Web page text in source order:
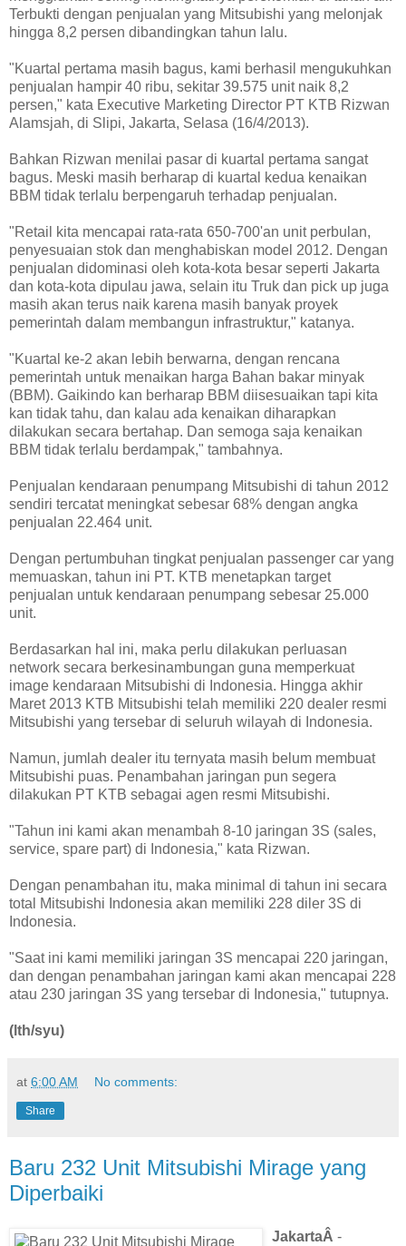
Terbukti dengan penjualan yang Mitsubishi yang melonjak
hingga 8,2 persen dibandingkan tahun lalu.
"Kuartal pertama masih bagus, kami berhasil mengukuhkan
penjualan hampir 40 ribu, sekitar 39.575 unit naik 8,2
persen," kata Executive Marketing Director PT KTB Rizwan
Alamsjah, di Slipi, Jakarta, Selasa (16/4/2013).
Bahkan Rizwan menilai pasar di kuartal pertama sangat
bagus. Meski masih berharap di kuartal kedua kenaikan
BBM tidak terlalu berpengaruh terhadap penjualan.
"Retail kita mencapai rata-rata 650-700'an unit perbulan,
penyesuaian stok dan menghabiskan model 2012. Dengan
penjualan didominasi oleh kota-kota besar seperti Jakarta
dan kota-kota dipulau jawa, selain itu Truk dan pick up juga
masih akan terus naik karena masih banyak proyek
pemerintah dalam membangun infrastruktur," katanya.
"Kuartal ke-2 akan lebih berwarna, dengan rencana
pemerintah untuk menaikan harga Bahan bakar minyak
(BBM). Gaikindo kan berharap BBM diisesuaikan tapi kita
kan tidak tahu, dan kalau ada kenaikan diharapkan
dilakukan secara bertahap. Dan semoga saja kenaikan
BBM tidak terlalu berdampak," tambahnya.
Penjualan kendaraan penumpang Mitsubishi di tahun 2012
sendiri tercatat meningkat sebesar 68% dengan angka
penjualan 22.464 unit.
Dengan pertumbuhan tingkat penjualan passenger car yang
memuaskan, tahun ini PT. KTB menetapkan target
penjualan untuk kendaraan penumpang sebesar 25.000
unit.
Berdasarkan hal ini, maka perlu dilakukan perluasan
network secara berkesinambungan guna memperkuat
image kendaraan Mitsubishi di Indonesia. Hingga akhir
Maret 2013 KTB Mitsubishi telah memiliki 220 dealer resmi
Mitsubishi yang tersebar di seluruh wilayah di Indonesia.
Namun, jumlah dealer itu ternyata masih belum membuat
Mitsubishi puas. Penambahan jaringan pun segera
dilakukan PT KTB sebagai agen resmi Mitsubishi.
"Tahun ini kami akan menambah 8-10 jaringan 3S (sales,
service, spare part) di Indonesia," kata Rizwan.
Dengan penambahan itu, maka minimal di tahun ini secara
total Mitsubishi Indonesia akan memiliki 228 diler 3S di
Indonesia.
"Saat ini kami memiliki jaringan 3S mencapai 220 jaringan,
dan dengan penambahan jaringan kami akan mencapai 228
atau 230 jaringan 3S yang tersebar di Indonesia," tutupnya.
(lth/syu)
at 6:00 AM No comments:
Share
Baru 232 Unit Mitsubishi Mirage yang
Diperbaiki
JakartaÂ -